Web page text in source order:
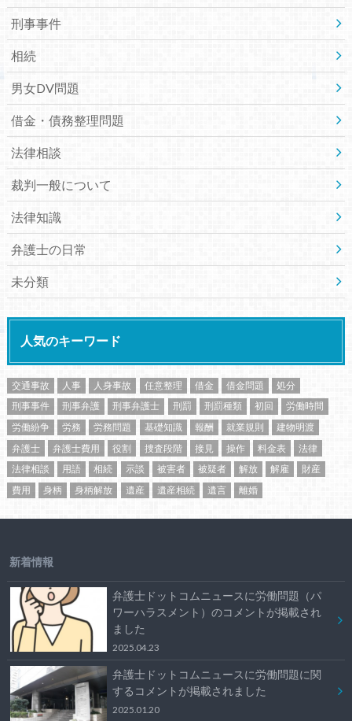
刑事事件
相続
男女DV問題
借金・債務整理問題
法律相談
裁判一般について
法律知識
弁護士の日常
未分類
人気のキーワード
交通事故 人事 人身事故 任意整理 借金 借金問題
処分
刑事事件
刑事弁護 刑事弁護士 刑罰 刑罰種類 初回
労働時間
労働紛争
労務 労務問題 基礎知識 報酬 就業規則
建物明渡
弁護士
弁護士費用 役割 捜査段階 接見 操作 料金表
法律
法律相談
用語 相続 示談 被害者 被疑者 解放 解雇
財産
費用
身柄 身柄解放 遺産 遺産相続 遺言 離婚
新着情報
弁護士ドットコムニュースに労働問題（パ
ワーハラスメント）のコメントが掲載され
ました
2025.04.23
弁護士ドットコムニュースに労働問題に関
するコメントが掲載されました
2025.01.20